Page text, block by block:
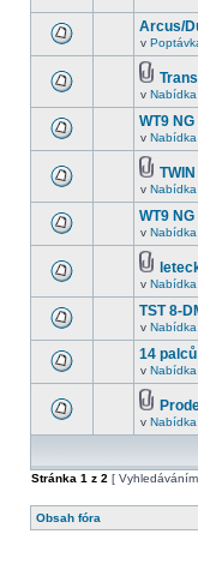
Arcus/
v
v Nabídka
WT9
v Nabídka
v Nabídka
WT9
v Nabídka
v Nabídka
TST 8-
v Nabídka
14
v Nabídka
v Nabídka
Stránka 1 z 2 [
Obsah fóra